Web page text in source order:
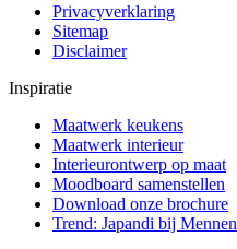
Privacyverklaring
Sitemap
Disclaimer
Inspiratie
Maatwerk keukens
Maatwerk interieur
Interieurontwerp op maat
Moodboard samenstellen
Download onze brochure
Trend: Japandi bij Mennen